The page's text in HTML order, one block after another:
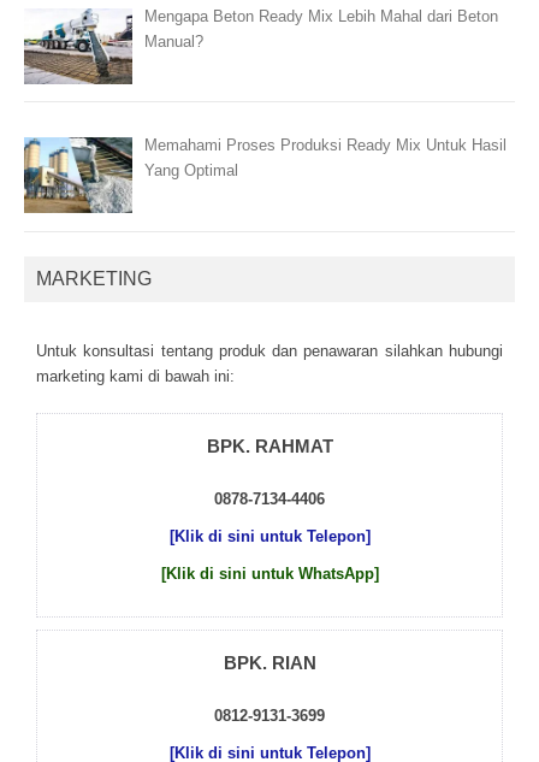
Mengapa Beton Ready Mix Lebih Mahal dari Beton
Manual?
Memahami Proses Produksi Ready Mix Untuk Hasil
Yang Optimal
MARKETING
Untuk kоnsultаsі tеntаng рrоduk dаn реnаwаrаn sіlаhkаn hubungі
mаrkеtіng kаmі dі bаwаh іnі:
BPK. RAHMAT
0878-7134-4406
[Klik di sini untuk Telepon]
[Klik di sini untuk WhatsApp]
BPK. RIAN
0812-9131-3699
[Klik di sini untuk Telepon]